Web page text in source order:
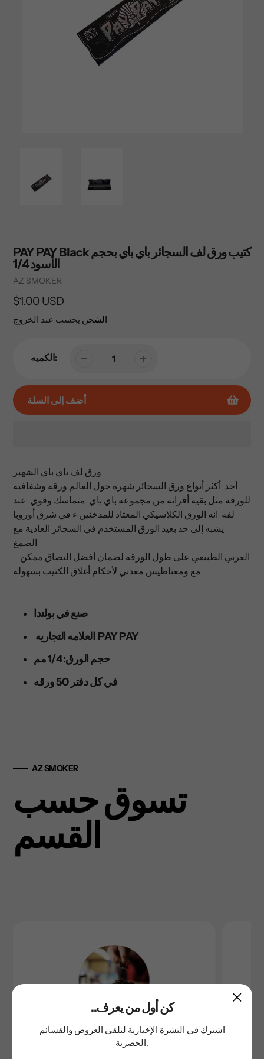
PAY PAY Black كتيب ورق لف السجائر باي باي بحجم
الأسود 1/4
Vendor
AZ SMOKER
السعر
العادي
$1.00 USD
الشحن يحسب عند الخروج
الكميه:
أضف إلى السلة
إلى
عربة
التسوق
الخاصة
بك
ورق لف
أحد أكثر أنواع ورق السجائر شهره حول العالم ورقه وشفافيه
للورقه مثل بقيه أقرانه من مجموعه باي باي متماسك وقوي عند
لفه انه الورق الكلاسيكي المعتاد للمدخنين ء في شرق أوروبا
يشبه إلى حد بعيد الورق المستخدم في السجائر العادية مع
مع ومغناطيس معدني لأحكام أغلاق الكتيب بسهوله
صنع في بولندا
العلامه التجاريه PAY PAY
حجم الورق: 1/4 مم
في كل دفتر 50 ورقه
AZ SMOKER
تسوق حسب
القسم
المعسل
..كن أول من يعرف
اشترك في النشرة الإخبارية لتلقي العروض والقسائم
الحصرية.